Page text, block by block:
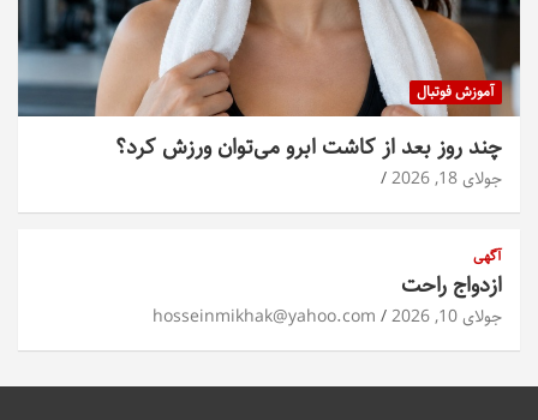
آموزش فوتبال
چند روز بعد از کاشت ابرو می‌توان ورزش کرد؟
جولای 18, 2026
آگهی
ازدواج راحت
جولای 10, 2026 hosseinmikhak@yahoo.com